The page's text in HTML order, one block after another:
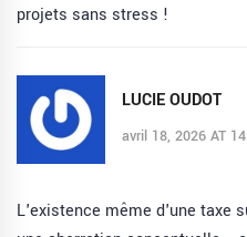
projets sans stress !
LUCIE OUDOT
avril 18, 2026 AT
L'existence même d'une taxe